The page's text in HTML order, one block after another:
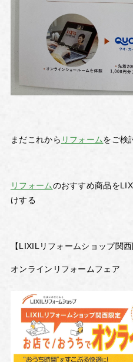
まだこれから リフォームをご検
リフォームのおすすめ商品を
けする
【LIXILリフォームショップ関西
オンラインリフォームフェア